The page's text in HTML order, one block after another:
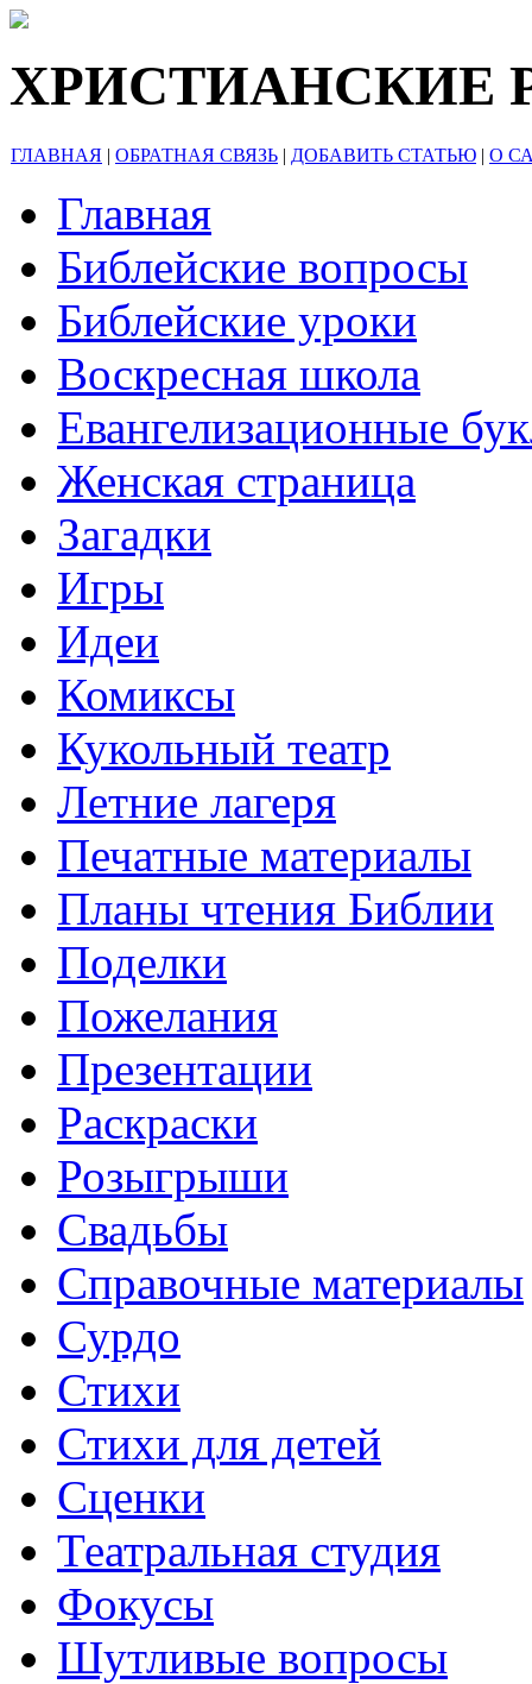
ХРИСТИАНСКИЕ
ГЛАВНАЯ | ОБРАТНАЯ СВЯЗЬ | ДОБАВИТЬ СТАТЬЮ | О
Главная
Библейские вопросы
Библейские уроки
Воскресная школа
Евангелизационные
Женская страница
Загадки
Игры
Идеи
Комиксы
Кукольный театр
Летние лагеря
Печатные материалы
Планы чтения Библии
Поделки
Пожелания
Презентации
Раскраски
Розыгрыши
Свадьбы
Справочные материалы
Сурдо
Стихи
Стихи для детей
Сценки
Театральная студия
Фокусы
Шутливые вопросы